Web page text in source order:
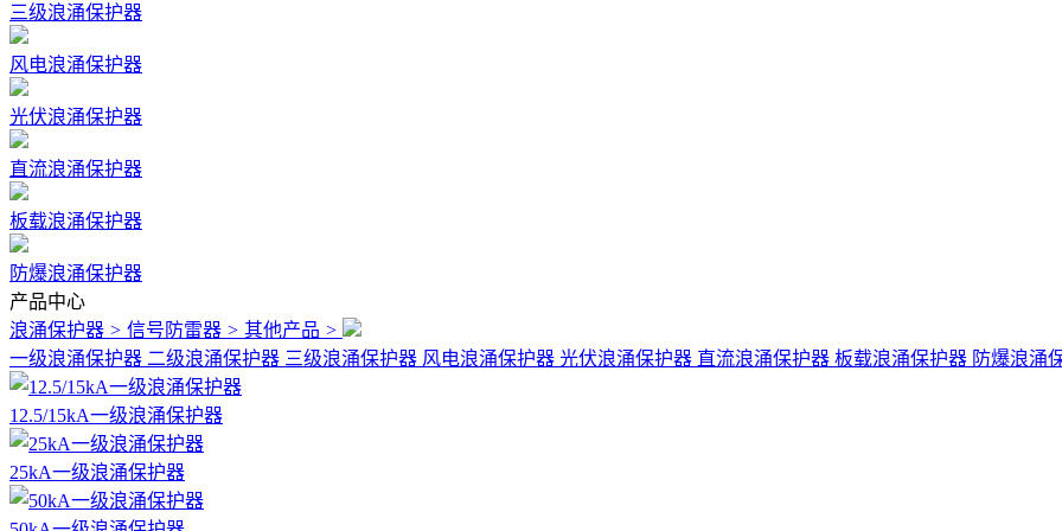
三级浪涌保护器
风电浪涌保护器
光伏浪涌保护器
直流浪涌保护器
板载浪涌保护器
防爆浪涌保护器
产品中心
浪涌保护器 > 信号防雷器 > 其他产品 >
一级浪涌保护器 二级浪涌保护器 三级浪涌保护器 风电浪涌保护器 光伏浪涌保护器 直流浪涌保护器 板载浪涌保护器 防爆浪涌
12.5/15kA一级浪涌保护器
25kA一级浪涌保护器